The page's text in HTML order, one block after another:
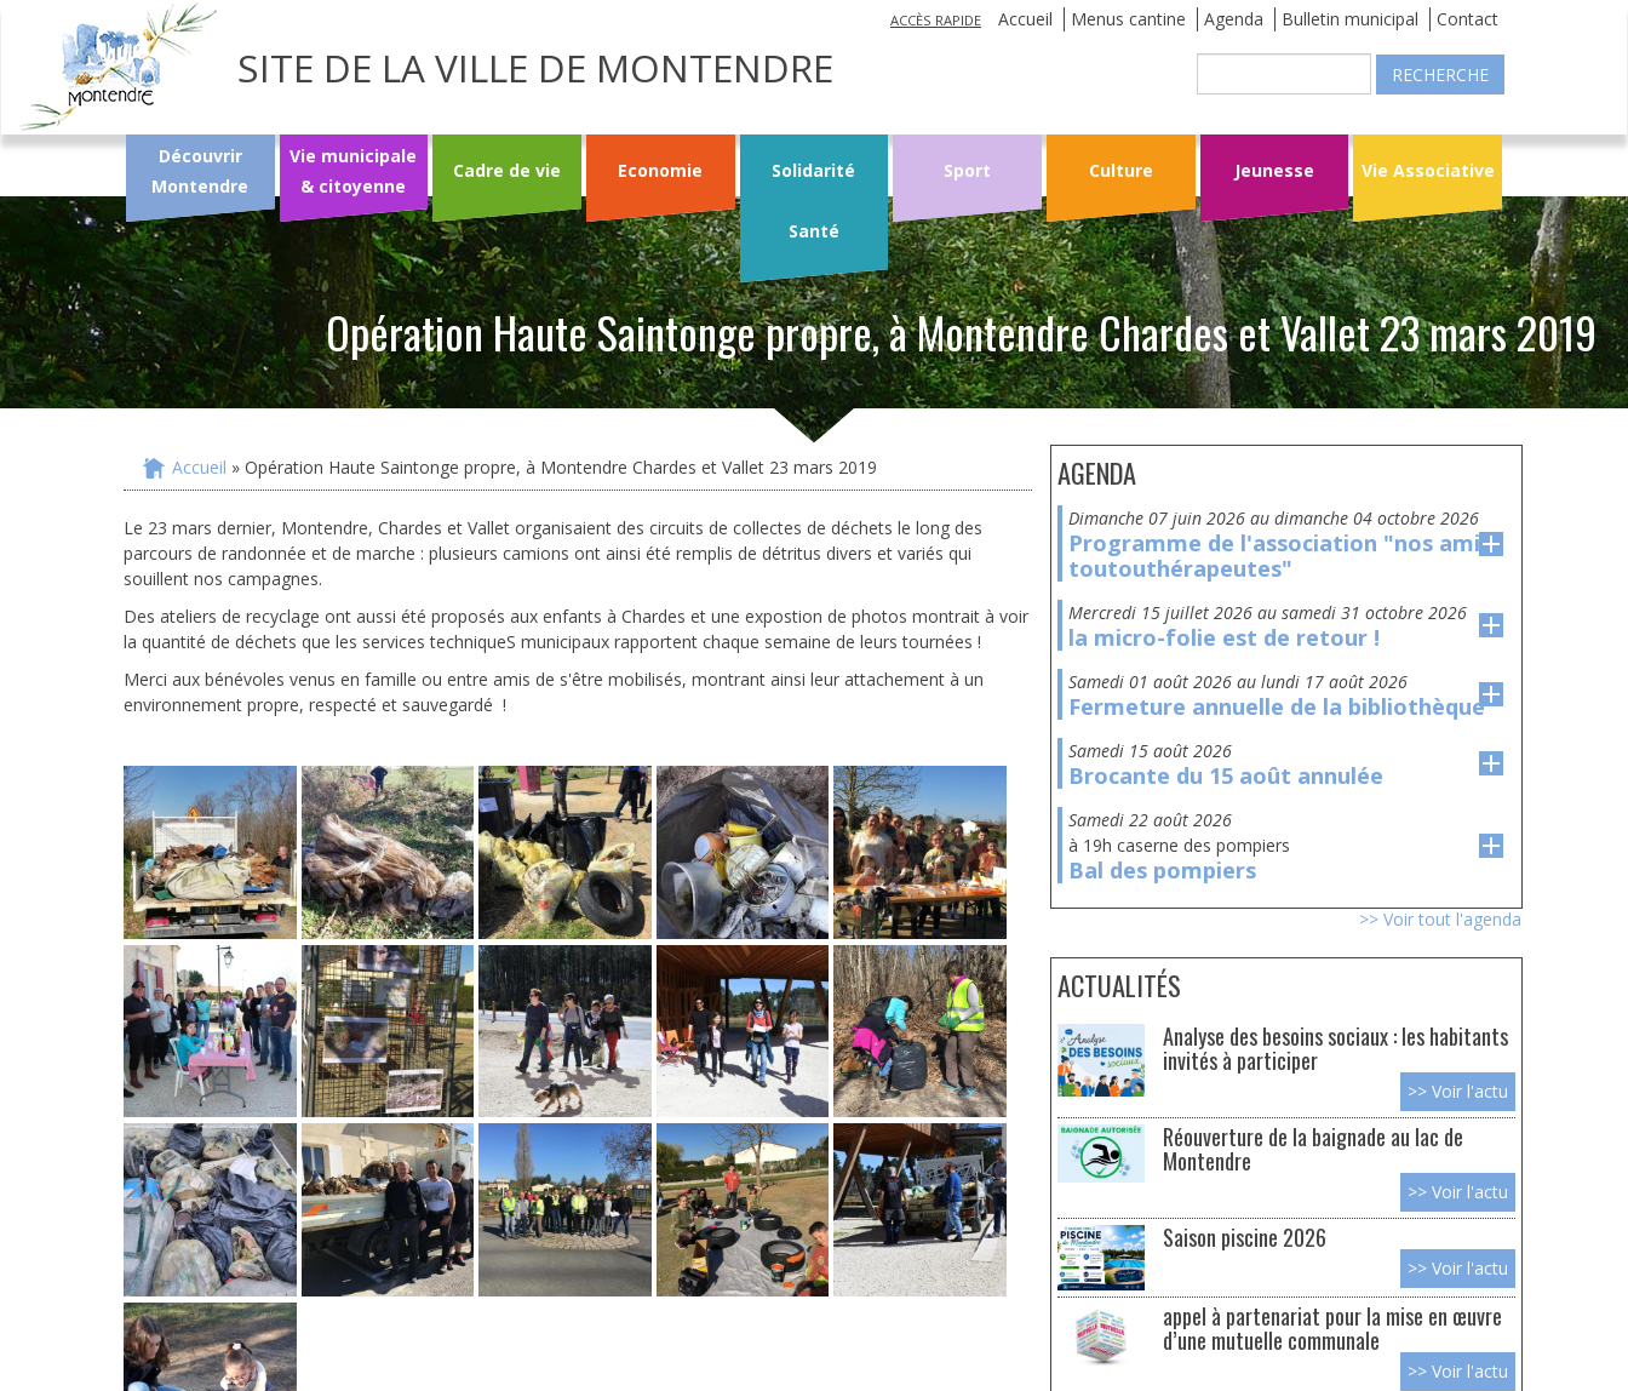
SITE DE LA VILLE DE MONTENDRE
ACCÈS RAPIDE Accueil Menus cantine Agenda Bulletin municipal
Contact
Découvrir
Montendre
Vie municipale
& citoyenne
Cadre de vie Economie Solidarité
Santé
Sport Culture Jeunesse Vie Associative
Opération Haute Saintonge propre, à Montendre Chardes et Vallet 23 mars 2019
Vous êtes ici
Accueil » Opération Haute Saintonge propre, à Montendre Chardes et Vallet 23 mars 2019
Le 23 mars dernier, Montendre, Chardes et Vallet organisaient des circuits de collectes de déchets le long des
parcours de randonnée et de marche : plusieurs camions ont ainsi été remplis de détritus divers et variés qui
souillent nos campagnes.
Des ateliers de recyclage ont aussi été proposés aux enfants à Chardes et une expostion de photos montrait à voir
la quantité de déchets que les services techniqueS municipaux rapportent chaque semaine de leurs tournées !
Merci aux bénévoles venus en famille ou entre amis de s'être mobilisés, montrant ainsi leur attachement à un
environnement propre, respecté et sauvegardé !
AGENDA
dimanche 07 juin 2026 au dimanche 04 octobre 2026
Programme de l'association "nos amis
toutouthérapeutes"
mercredi 15 juillet 2026 au samedi 31 octobre 2026
la micro-folie est de retour !
samedi 01 août 2026 au lundi 17 août 2026
Fermeture annuelle de la bibliothèque
samedi 15 août 2026
Brocante du 15 août annulée
samedi 22 août 2026
à 19h caserne des pompiers
Bal des pompiers
>> Voir tout l'agenda
ACTUALITÉS
Analyse des besoins sociaux : les habitants
invités à participer
>> Voir l'actu
Réouverture de la baignade au lac de
Montendre
>> Voir l'actu
Saison piscine 2026
>> Voir l'actu
appel à partenariat pour la mise en œuvre
d’une mutuelle communale
>> Voir l'actu